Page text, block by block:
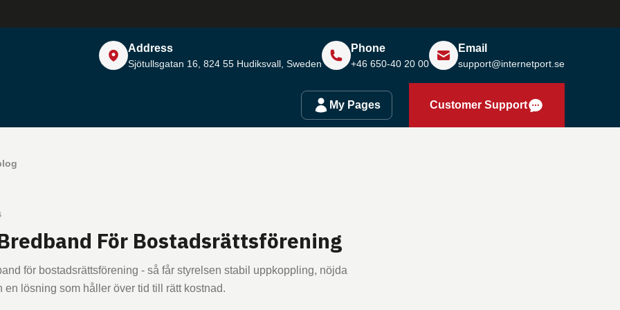
Address
Sjötullsgatan 16, 824 55 Hudiksvall, Sweden
Phone
+46 650-40 20 00
Email
support@internetport.se
My Pages Customer Support
För Bostadsrättsförening
för bostadsrättsförening - så får styrelsen stabil uppkoppling, nöjda
en lösning som håller över tid till rätt kostnad.